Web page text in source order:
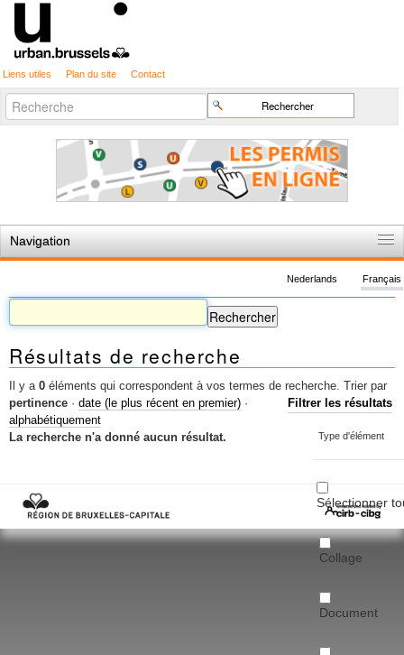
Liens utiles Plan du site Contact
Chercher par
Recherche
avancée…
Navigation
Règles du jeu
Permis d'urbanisme
Cartographie
Etudes et publications
Mots-clés
Renseignements urbanistiques
Français
Nederlands
Résultats de recherche
Il y a 0 éléments qui correspondent à vos termes de recherche.
Filtrer les résultats
Type d'élément
Sélectionner
Collage
Document
Trier par
pertinence · date (le plus récent en premier) ·
alphabétiquement
La recherche n'a donné aucun résultat.